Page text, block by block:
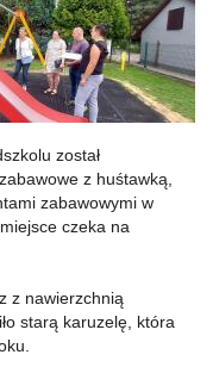
został
z huśtawką,
zabawowymi w
czeka na
z nawierzchnią
starą karuzelę, która